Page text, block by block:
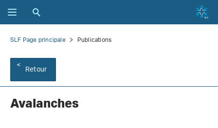
SLF Page principale Publications
Retour
Avalanches